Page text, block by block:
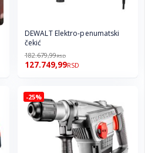
DEWALT Elektro-penumatski
čekić
182.679,99RSD
127.749,99RSD
-25%